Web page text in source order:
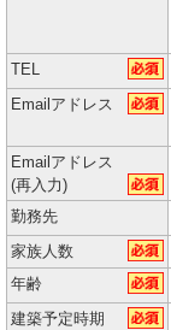
TEL
Emailアドレス
Emailアドレス
(再入力)
勤務先
家族人数
年齢
建築予定時期